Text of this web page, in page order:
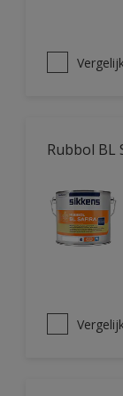
Rubbol BL